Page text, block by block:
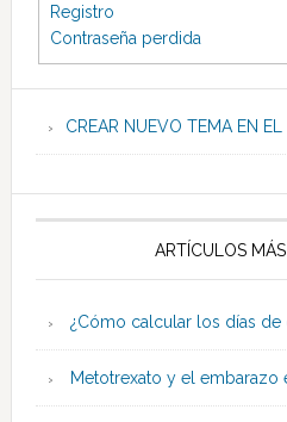
Registro
Contraseña perdida
CREAR NUEVO TEMA EN EL
ARTÍCULOS
¿Cómo calcular los días de
Metotrexato y el embarazo